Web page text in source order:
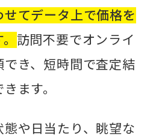
てデータ上で価格を
訪問不要でオンライ
き、短時間で査定結
ます。
や日当たり、眺望な